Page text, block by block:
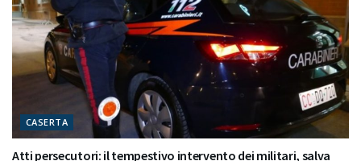
CASERTA
Atti persecutori: il tempestivo intervento dei militari, salva